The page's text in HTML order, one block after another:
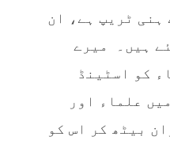
ہنی ٹریپ ہے، ان
ہیں۔ میرے
کو اسٹینڈ
علماء اور
بیٹھ کر اس کو